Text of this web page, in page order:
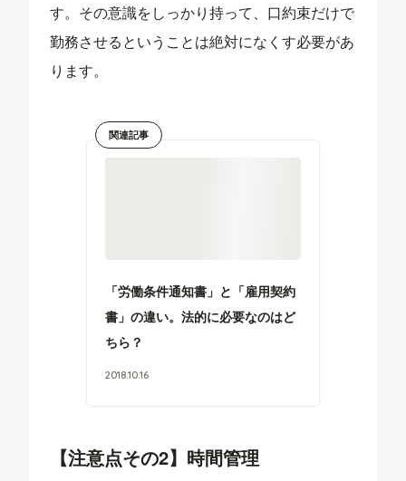
す。その意識をしっかり持って、口約束だけで
勤務させるということは絶対になくす必要があ
ります。
関連記事
「労働条件通知書」と「雇用契約
書」の違い。法的に必要なのはど
ちら？
2018.10.16
【注意点その2】時間管理